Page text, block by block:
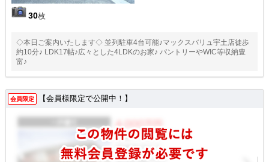
30枚
◇本日ご案内いたします◇ 並列駐車4台可能♪マックスバリュ宇土店徒歩
約10分♪ LDK17帖♪広々とした4LDKのお家♪ パントリーやWIC等収納豊
富♪
会員限定 【会員様限定で公開中！】